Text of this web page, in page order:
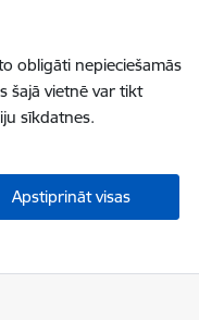
obligāti nepieciešamās
šajā vietnē var tikt
sīkdatnes.
Apstiprināt visas